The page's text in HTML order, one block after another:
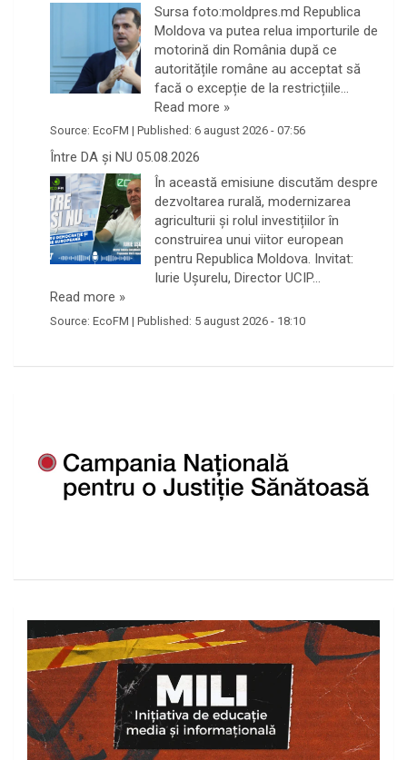
Sursa foto:moldpres.md Republica
Moldova va putea relua importurile de
motorină din România după ce
autoritățile române au acceptat să
facă o excepție de la restricțiile…
Read more »
Source: EcoFM | Published: 6 august 2026 - 07:56
Între DA și NU 05.08.2026
În această emisiune discutăm despre
dezvoltarea rurală, modernizarea
agriculturii și rolul investițiilor în
construirea unui viitor european
pentru Republica Moldova. Invitat:
Iurie Ușurelu, Director UCIP…
Read more »
Source: EcoFM | Published: 5 august 2026 - 18:10